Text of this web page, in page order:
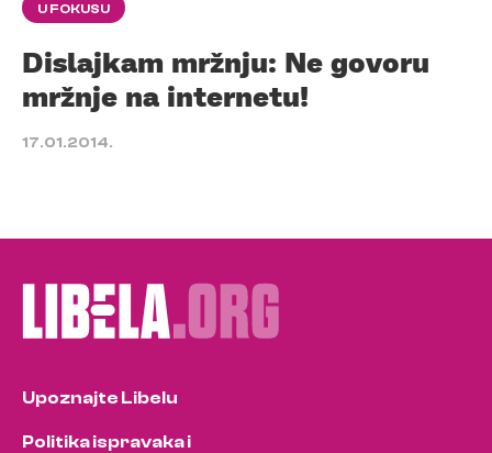
U FOKUSU
Dislajkam mržnju: Ne govoru
mržnje na internetu!
17.01.2014.
Upoznajte Libelu
Politika ispravaka i